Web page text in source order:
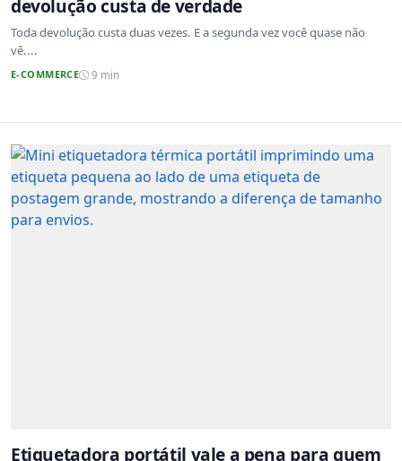
devolução custa de verdade
Toda devolução custa duas vezes. E a segunda vez você quase não
vê....
E-COMMERCE 9 min
Etiquetadora portátil vale a pena para quem